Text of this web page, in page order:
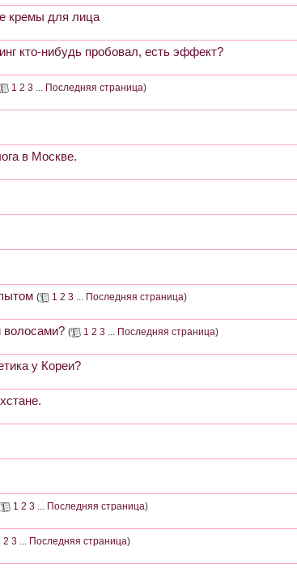
кремы для лица
кто-нибудь пробовал, есть эффект?
1 2 3 ... Последняя страница)
в Москве.
( 1 2 3 ... Последняя страница)
волосами? ( 1 2 3 ... Последняя страница)
у Кореи?
1 2 3 ... Последняя страница)
2 3 ... Последняя страница)